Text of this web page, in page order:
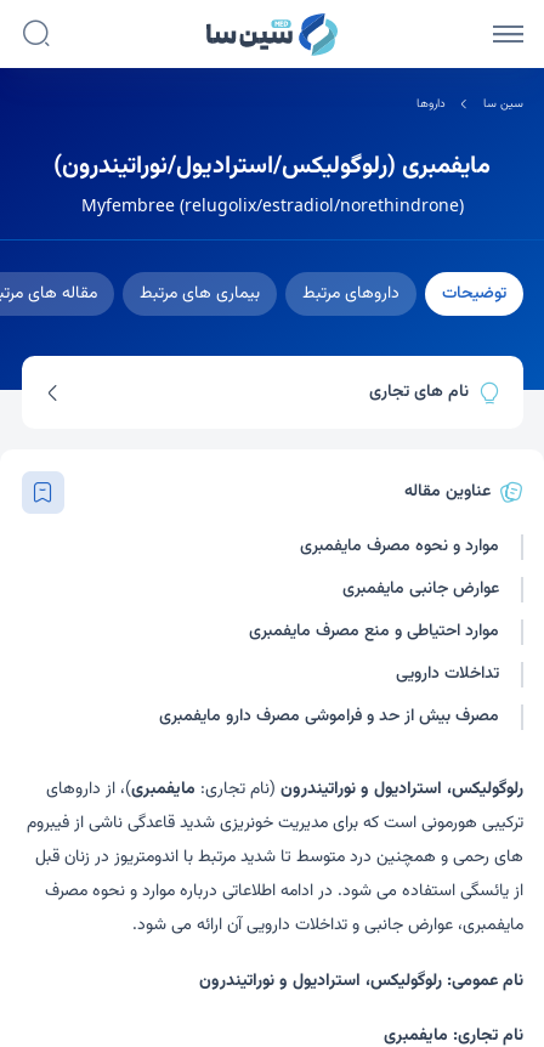
سین سا داروها
مایفمبری (رلوگولیکس/استرادیول/نوراتیندرون)
Myfembree (relugolix/estradiol/norethindrone)
توضیحات داروهای مرتبط بیماری های مرتبط مقاله های
نام های تجاری
عناوین مقاله
موارد و نحوه مصرف مایفمبری
عوارض جانبی مایفمبری
موارد احتیاطی و منع مصرف مایفمبری
تداخلات دارویی
مصرف بیش از حد و فراموشی مصرف دارو مایفمبری
رلوگولیکس، استرادیول و نوراتیندرون (نام تجاری: مایفمبری)، از داروهای
ترکیبی هورمونی است که برای مدیریت خونریزی شدید قاعدگی ناشی از فیبروم
های رحمی و همچنین درد متوسط تا شدید مرتبط با اندومتریوز در زنان قبل
از یائسگی استفاده می شود. در ادامه اطلاعاتی درباره موارد و نحوه مصرف
مایفمبری، عوارض جانبی و تداخلات دارویی آن ارائه می شود.
نام عمومی: رلوگولیکس، استرادیول و نوراتیندرون
نام تجاری: مایفمبری